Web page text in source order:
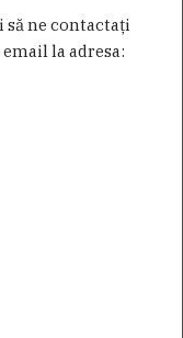
să ne contactaţi
la adresa: